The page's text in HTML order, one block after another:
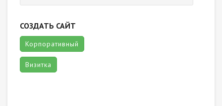
СОЗДАТЬ САЙТ
Корпоративный
Визитка